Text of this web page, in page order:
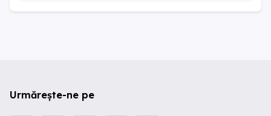
Urmărește-ne pe